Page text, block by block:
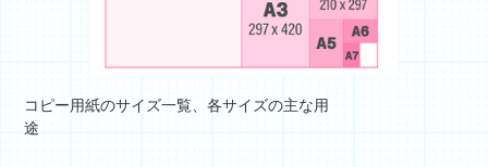
コピー用紙のサイズ一覧、各サイズの主な用
途